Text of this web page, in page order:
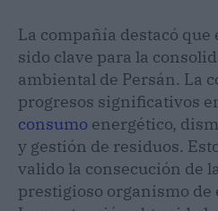
La compañía destacó
sido clave para la
ambiental de Persán. La
progresos significativos
consumo energético,
y gestión de residuos.
valido la consecución de
prestigioso organismo de